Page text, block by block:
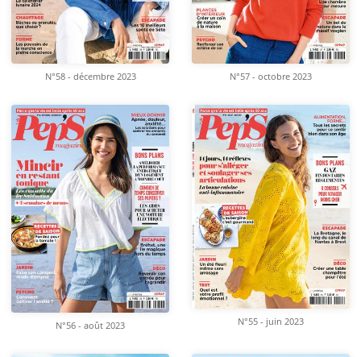
N°58 - décembre 2023 N°57 - octobre 2023
N°56 - août 2023 N°55 - juin 2023